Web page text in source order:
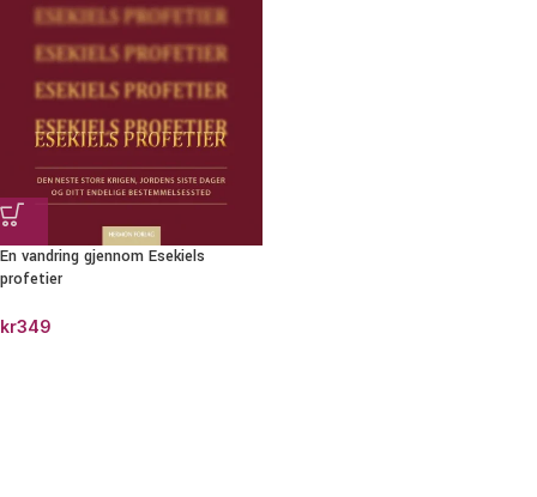
En vandring gjennom Esekiels
profetier
kr349